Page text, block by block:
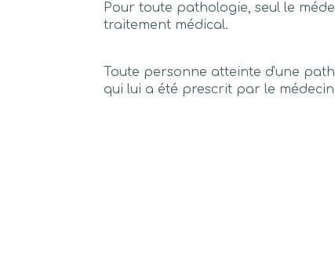
Pour toute pathologie, seul le
traitement médical.
Toute personne atteinte d'une
qui lui a été prescrit par le